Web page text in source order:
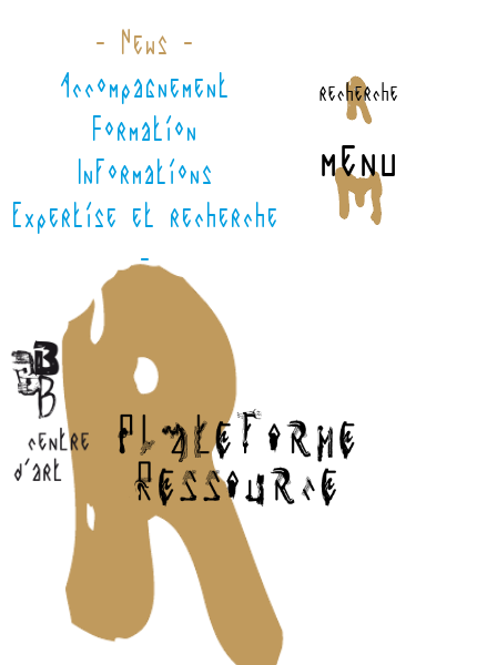
recherche
menu
- News -
Accompagnement
Formation
Informations
Expertise et recherche
-